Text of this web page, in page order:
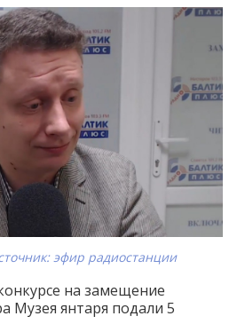
эфир радиостанции
на замещение
Музея янтаря подали 5